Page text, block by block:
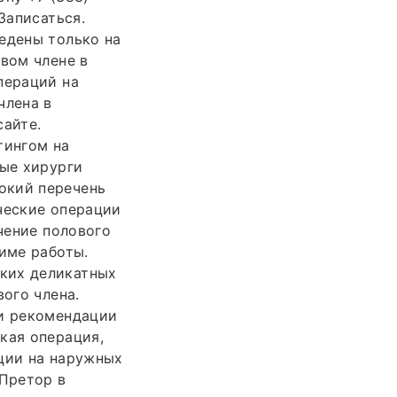
только на
члене в
на
в
на
хирурги
перечень
операции
полового
работы.
деликатных
члена.
рекомендации
операция,
на наружных
в